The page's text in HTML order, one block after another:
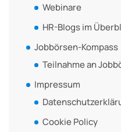
Webinare
HR-Blogs im
Jobbörsen-Kompass
Teilnahme an
Impressum
Cookie Policy